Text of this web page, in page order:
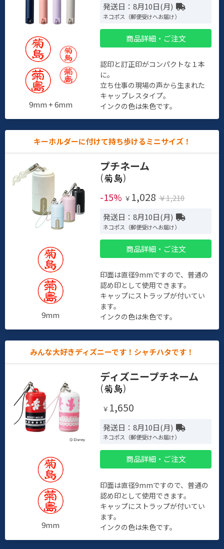
9mm + 6mm
発送日：8月10日(月)
ネコポス（郵便受けへお届け）
商品詳細・ご注文
認印と訂正印がコンパクトな１本
に。
立ち仕事の現場の声から生まれた
キャップレスタイプ。
インクの色は朱色です。
キーホルダーに付けて持ち歩けるミニサイズ！
9mm
プチネーム
(
)
-15% ￥ 1,028 ￥1,210
発送日：8月10日(月)
ネコポス（郵便受けへお届け）
商品詳細・ご注文
印面は直径9mmですので、普通の
認め印として使用できます。
キャップにストラップが付いてい
ます。
インクの色は朱色です。
みんな大好きディズニーです！シャチハタです！
9mm
ディズニープチネーム
( )
￥ 1,650
発送日：8月10日(月)
ネコポス（郵便受けへお届け）
商品詳細・ご注文
印面は直径9mmですので、普通の
認め印として使用できます。
キャップにストラップが付いてい
ます。
インクの色は朱色です。